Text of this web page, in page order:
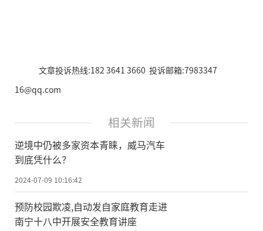
文章投诉热线:182 3641 3660 投诉邮箱:7983347
16@qq.com
相关新闻
逆境中仍被多家资本青睐，威马汽车
到底凭什么？
2024-07-09 10:16:42
预防校‬园欺凌,自动发自家庭教育‬走进
南宁十八中开展安全教育讲座